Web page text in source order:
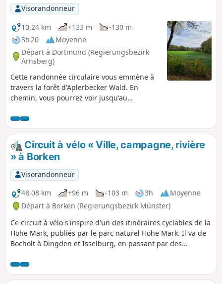
Visorandonneur
10,24 km
+133 m
-130 m
3h 20
Moyenne
Départ à Dortmund (Regierungsbezirk
Arnsberg)
Cette randonnée circulaire vous emmène à
travers la forêt d'Aplerbecker Wald. En
chemin, vous pourrez voir jusqu'au
Circuit à vélo « Ville, campagne, rivière
» à Borken
Visorandonneur
48,08 km
+96 m -103 m 3h
Moyenne
Départ à Borken (Regierungsbezirk Münster)
Ce circuit à vélo s'inspire d'un des itinéraires cyclables de la
Hohe Mark, publiés par le parc naturel Hohe Mark. Il va de
Bocholt à Dingden et Isselburg, en passant par des
historiques.